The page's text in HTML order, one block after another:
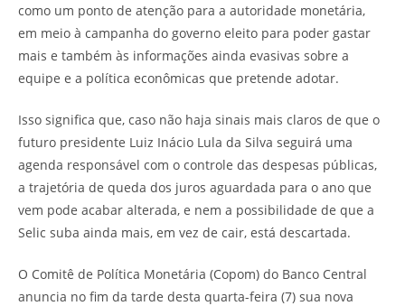
como um ponto de atenção para a autoridade monetária,
em meio à campanha do governo eleito para poder gastar
mais e também às informações ainda evasivas sobre a
equipe e a política econômicas que pretende adotar.
Isso significa que, caso não haja sinais mais claros de que o
futuro presidente Luiz Inácio Lula da Silva seguirá uma
agenda responsável com o controle das despesas públicas,
a trajetória de queda dos juros aguardada para o ano que
vem pode acabar alterada, e nem a possibilidade de que a
Selic suba ainda mais, em vez de cair, está descartada.
O Comitê de Política Monetária (Copom) do Banco Central
anuncia no fim da tarde desta quarta-feira (7) sua nova